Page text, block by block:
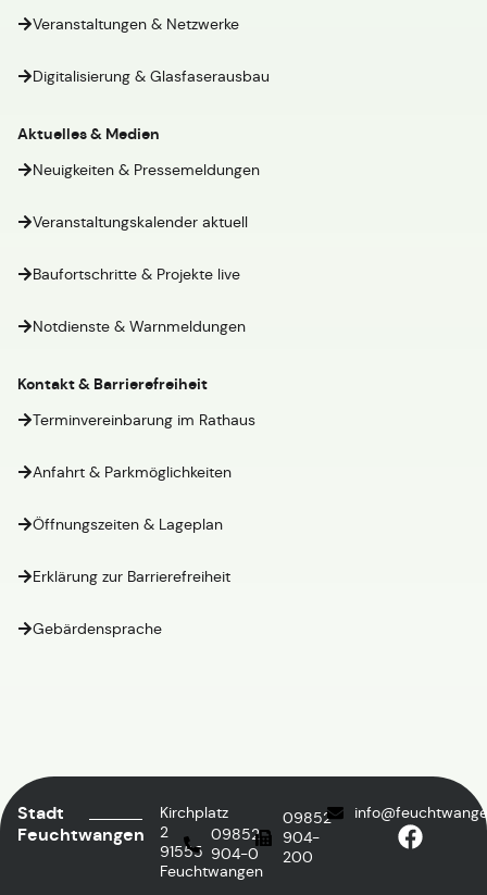
Veranstaltungen & Netzwerke
Digitalisierung & Glasfaserausbau
Aktuelles & Medien
Neuigkeiten & Pressemeldungen
Veranstaltungskalender aktuell
Baufortschritte & Projekte live
Notdienste & Warnmeldungen
Kontakt & Barrierefreiheit
Terminvereinbarung im Rathaus
Anfahrt & Parkmöglichkeiten
Öffnungszeiten & Lageplan
Erklärung zur Barrierefreiheit
Gebärdensprache
Stadt
Feuchtwangen
Kirchplatz
2
91555
Feuchtwangen
09852
904-0
09852
904-
200